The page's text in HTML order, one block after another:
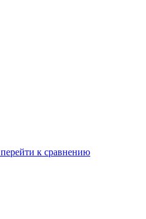
перейти к сравнению